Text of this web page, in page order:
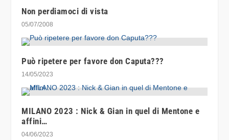
Non perdiamoci di vista
05/07/2008
Può ripetere per favore don Caputa???
14/05/2023
MILANO 2023 : Nick & Gian in quel di Mentone e
affini…
04/06/2023